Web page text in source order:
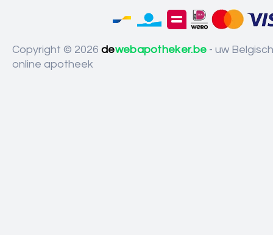
Copyright © 2026 dewebapotheker.be - uw
online apotheek